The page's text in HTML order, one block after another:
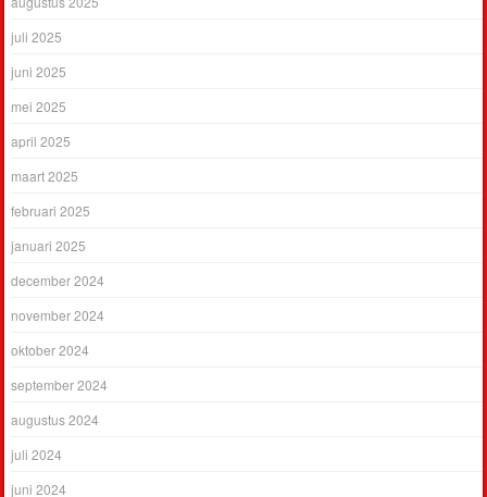
juli 2025
juni 2025
mei 2025
april 2025
maart 2025
februari 2025
januari 2025
december 2024
november 2024
oktober 2024
september 2024
augustus 2024
juli 2024
juni 2024